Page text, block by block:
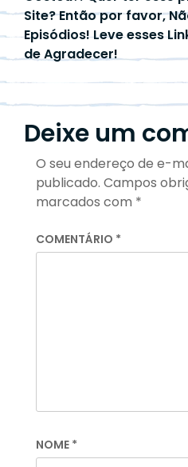
Site? Então por favor,
Episódios! Leve esses
de Agradecer!
Deixe um
O seu endereço de e-
publicado. Campos
marcados com *
COMENTÁRIO *
NOME *